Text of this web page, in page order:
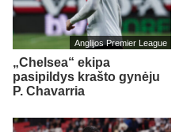
Anglijos Premier League
„Chelsea“ ekipa
pasipildys krašto gynėju
P. Chavarria